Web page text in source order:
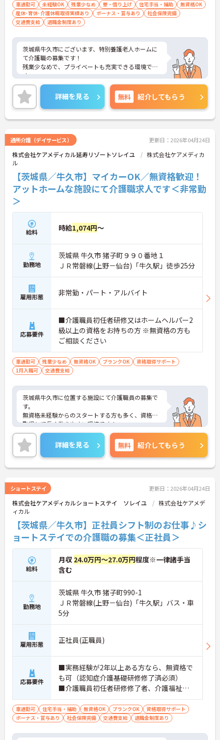
車通勤可 未経験OK 残業少なめ 寮・借り上げ 住宅手当・補助
無資格OK
産休･育休･介護休暇取得実績あり
ボーナス・賞与あり
社会保険完備
交通費支給
退職金制度あり
茨城県牛久市にございます、特別養護老人ホームに
て介護職の募集です！
残業少なめで、プライベートも充実できる環境で
す。
マイカー通勤OKなので、通勤も楽々です♪
ご興味ある方には、面接のポイントなど、さらに詳
細をお話致しますのでお気軽にご相談ください。
詳細を見る 無料 紹介してもらう
通所介護（デイサービス） 更新日：2026年04月24日
株式会社ケアメディカル延寿リゾートソレイユ
株式会社ケアメディカ
ル
【茨城県／牛久市】マイカーOK／無資格歓迎！
アットホームな施設にて介護職求人です＜非常勤
＞
給料 時給1,074円～
勤務地
茨城県 牛久市 猪子町９９０番地１
ＪＲ常磐線(上野－仙台)「牛久駅」徒歩25分
雇用形態 非常勤・パート・アルバイト
応募要件
■介護職員初任者研修又はホームヘルパー2
級以上の資格をお持ちの方 ※無資格の方も
ご相談ください
車通勤可 残業少なめ 無資格OK ブランクOK
資格取得サポート
1月入職可
交通費支給
茨城県牛久市に位置する施設にて介護職員の募集で
す。
無資格未経験からのスタートする方も多く、資格を
取得して長く働きやすい環境です！
また、夜勤もないシフト制ですので、プライベート
との両立もしやすくおすすめです！
詳細を見る 無料 紹介してもらう
ショートステイ 更新日：2026年04月24日
株式会社ケアメディカルショートステイ ソレイユ
株式会社ケアメデ
ィカル
【茨城県／牛久市】正社員シフト制のお仕事♪シ
ョートステイでの介護職の募集＜正社員＞
給料
月収 24.0万円～27.0万円程度※一律諸手当
含む
勤務地
茨城県 牛久市 猪子町990-1
ＪＲ常磐線(上野－仙台)「牛久駅」バス・車
5分
雇用形態 正社員(正職員)
応募要件
■実務経験が2年以上ある方なら、無資格で
も可（認知症介護基礎研修修了済必須）
■介護職員初任者研修修了者、介護福祉士
歓迎 ■ブランク可
車通勤可 住宅手当・補助 無資格OK ブランクOK
資格取得サポート
ボーナス・賞与あり
社会保険完備 交通費支給 退職金制度あり